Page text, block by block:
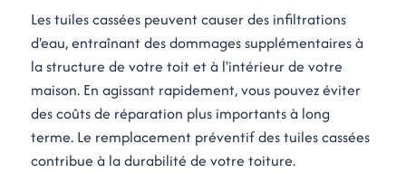
Les tuiles cassées peuvent causer des infiltrations
d'eau, entraînant des dommages supplémentaires à
la structure de votre toit et à l'intérieur de votre
maison. En agissant rapidement, vous pouvez éviter
des coûts de réparation plus importants à long
terme. Le remplacement préventif des tuiles cassées
contribue à la durabilité de votre toiture.